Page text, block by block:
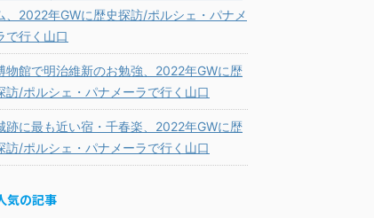
、2022年GWに歴史探訪/ポルシェ・パナメ
で行く山口
物館で明治維新のお勉強、2022年GWに歴
訪/ポルシェ・パナメーラで行く山口
跡に最も近い宿・千春楽、2022年GWに歴
訪/ポルシェ・パナメーラで行く山口
気の記事